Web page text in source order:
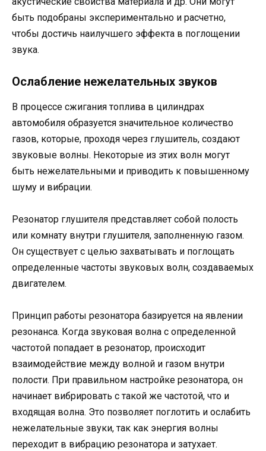
быть подобраны экспериментально и расчетно,
чтобы достичь наилучшего эффекта в поглощении
звука.
Ослабление нежелательных звуков
В процессе сжигания топлива в цилиндрах
автомобиля образуется значительное количество
газов, которые, проходя через глушитель, создают
звуковые волны. Некоторые из этих волн могут
быть нежелательными и приводить к повышенному
шуму и вибрации.
Резонатор глушителя представляет собой полость
или комнату внутри глушителя, заполненную газом.
Он существует с целью захватывать и поглощать
определенные частоты звуковых волн, создаваемых
двигателем.
Принцип работы резонатора базируется на явлении
резонанса. Когда звуковая волна с определенной
частотой попадает в резонатор, происходит
взаимодействие между волной и газом внутри
полости. При правильном настройке резонатора, он
начинает вибрировать с такой же частотой, что и
входящая волна. Это позволяет поглотить и ослабить
нежелательные звуки, так как энергия волны
переходит в вибрацию резонатора и затухает.